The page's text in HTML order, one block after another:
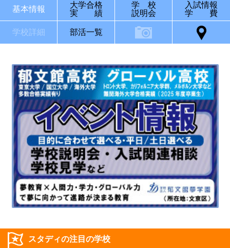
基本情報
大学合格
実 績
学 校
説明会
入試情報
学 費
学校詳細 部活一覧
スタディの注目の学校